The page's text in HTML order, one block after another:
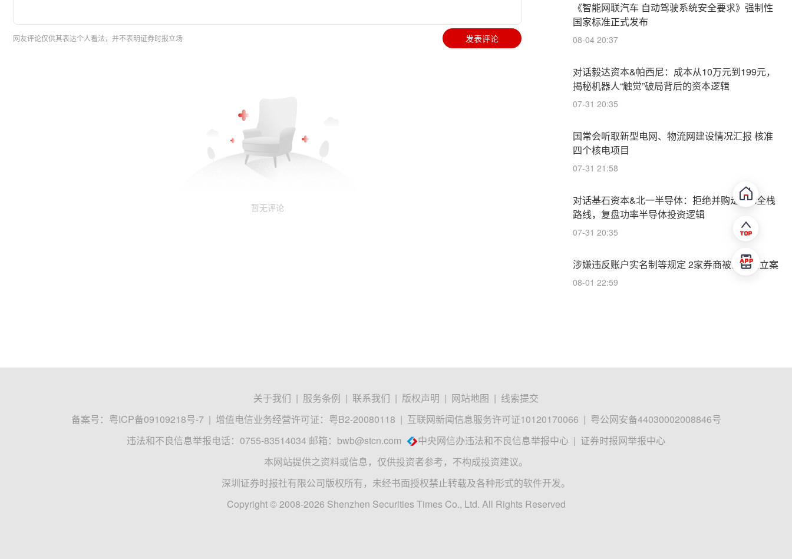
网友评论仅供其表达个人看法，并不表明证券时报立场 发表评论
暂无评论
《智能网联汽车 自动驾驶系统安全要求》强制性
国家标准正式发布
08-04 20:37
对话毅达资本&帕西尼：成本从10万元到199元，
揭秘机器人“触觉”破局背后的资本逻辑
07-31 20:35
国常会听取新型电网、物流网建设情况汇报 核准
四个核电项目
07-31 21:58
对话基石资本&北一半导体：拒绝并购走IDM全栈
路线，复盘功率半导体投资逻辑
07-31 20:35
涉嫌违反账户实名制等规定 2家券商被证监会立案
08-01 22:59
关于我们 | 服务条例 | 联系我们 | 版权声明 | 网站地图 | 线索提交
备案号： 粤ICP备09109218号-7 | 增值电信业务经营许可证：粤B2-20080118 | 互联网新闻信息服务许可证10120170066 | 粤公网安备44030002008846号
违法和不良信息举报电话：0755-83514034 邮箱： bwb@stcn.com 中央网信办违法和不良信息举报中心 | 证券时报网举报中心
本网站提供之资料或信息，仅供投资者参考，不构成投资建议。
深圳证券时报社有限公司版权所有，未经书面授权禁止转载及各种形式的软件开发。
Copyright © 2008-2026 Shenzhen Securities Times Co., Ltd. All Rights Reserved